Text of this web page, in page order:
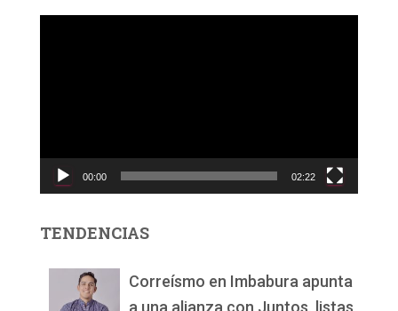
c
d
00:00 02:22
TENDENCIAS
Correísmo en Imbabura apunta